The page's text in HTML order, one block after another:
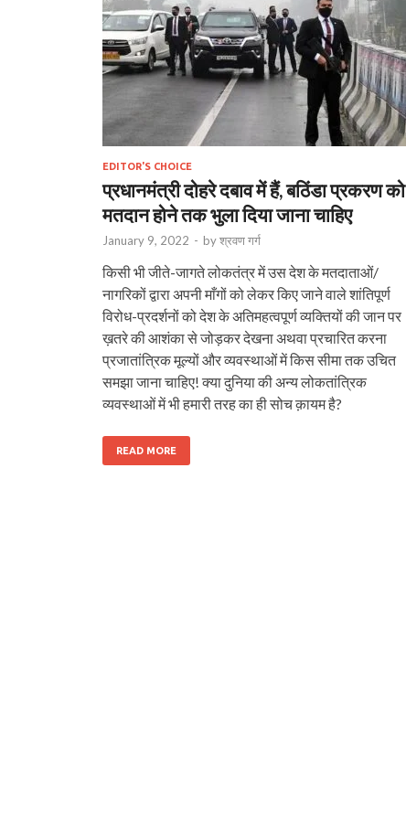
EDITOR'S CHOICE
प्रधानमंत्री दोहरे दबाव में हैं, बठिंडा प्रकरण को
मतदान होने तक भुला दिया जाना चाहिए
January 9, 2022 - byश्रवण गर्ग
किसी भी जीते-जागते लोकतंत्र में उस देश के मतदाताओं/
नागरिकों द्वारा अपनी माँगों को लेकर किए जाने वाले शांतिपूर्ण
विरोध-प्रदर्शनों को देश के अतिमहत्वपूर्ण व्यक्तियों की जान पर
ख़तरे की आशंका से जोड़कर देखना अथवा प्रचारित करना
प्रजातांत्रिक मूल्यों और व्यवस्थाओं में किस सीमा तक उचित
समझा जाना चाहिए! क्या दुनिया की अन्य लोकतांत्रिक
व्यवस्थाओं में भी हमारी तरह का ही सोच क़ायम है?
READ MORE